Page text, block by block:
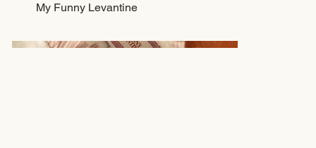
My Funny Levantine